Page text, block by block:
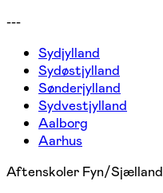
---
Sydjylland
Sydøstjylland
Sønderjylland
Sydvestjylland
Aalborg
Aarhus
Aftenskoler Fyn/Sjælland